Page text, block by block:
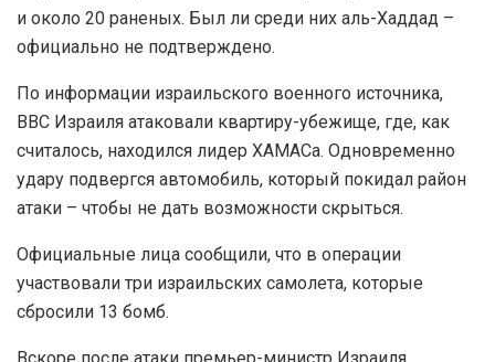
и около 20 раненых. Был ли среди них аль-Хаддад –
официально не подтверждено.
По информации израильского военного источника,
ВВС Израиля атаковали квартиру-убежище, где, как
считалось, находился лидер ХАМАСа. Одновременно
удару подвергся автомобиль, который покидал район
атаки – чтобы не дать возможности скрыться.
Официальные лица сообщили, что в операции
участвовали три израильских самолета, которые
сбросили 13 бомб.